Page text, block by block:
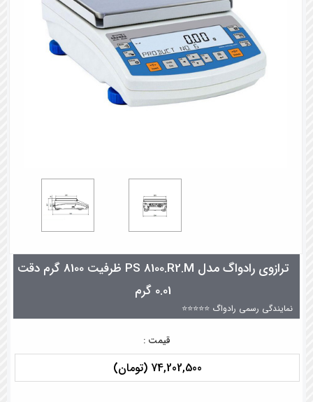
ترازوی رادواگ مدل PS 8100.R2.M ظرفیت 8100 گرم دقت
0.01 گرم
نمایندگی رسمی رادواگ ⭐⭐⭐⭐⭐
قیمت :
74,202,500 (تومان)